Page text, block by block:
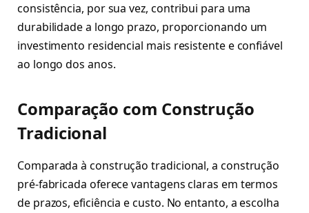
consistência, por sua vez, contribui para uma
durabilidade a longo prazo, proporcionando um
investimento residencial mais resistente e confiável
ao longo dos anos.
Comparação com Construção
Tradicional
Comparada à construção tradicional, a construção
pré-fabricada oferece vantagens claras em termos
de prazos, eficiência e custo. No entanto, a escolha